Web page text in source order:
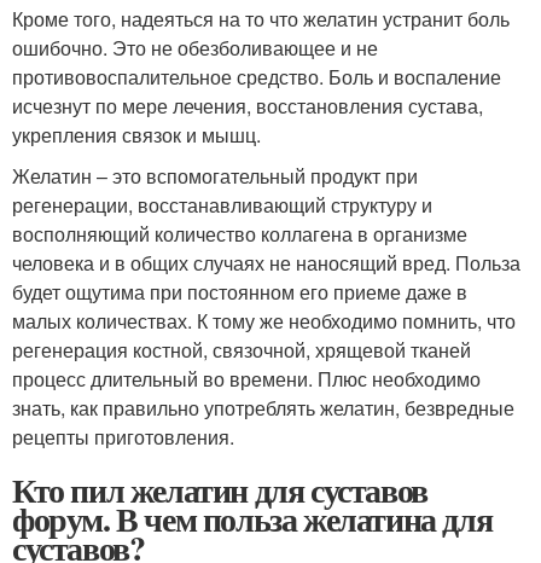
Кроме того, надеяться на то что желатин устранит боль
ошибочно. Это не обезболивающее и не
противовоспалительное средство. Боль и воспаление
исчезнут по мере лечения, восстановления сустава,
укрепления связок и мышц.
Желатин – это вспомогательный продукт при
регенерации, восстанавливающий структуру и
восполняющий количество коллагена в организме
человека и в общих случаях не наносящий вред. Польза
будет ощутима при постоянном его приеме даже в
малых количествах. К тому же необходимо помнить, что
регенерация костной, связочной, хрящевой тканей
процесс длительный во времени. Плюс необходимо
знать, как правильно употреблять желатин, безвредные
рецепты приготовления.
Кто пил желатин для суставов
форум. В чем польза желатина для
суставов?